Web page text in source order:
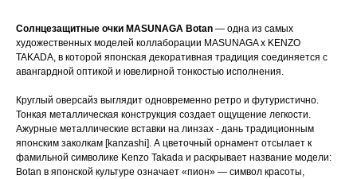
Солнцезащитные очки MASUNAGA Botan — одна из самых
художественных моделей коллаборации MASUNAGA x KENZO
TAKADA, в которой японская декоративная традиция соединяется с
авангардной оптикой и ювелирной тонкостью исполнения.
Круглый оверсайз выглядит одновременно ретро и футуристично.
Тонкая металлическая конструкция создает ощущение легкости.
Ажурные металлические вставки на линзах - дань традиционным
японским заколкам [kanzashi]. А цветочный орнамент отсылает к
фамильной символике Kenzo Takada и раскрывает название модели:
Botan в японской культуре означает «пион» — символ красоты,